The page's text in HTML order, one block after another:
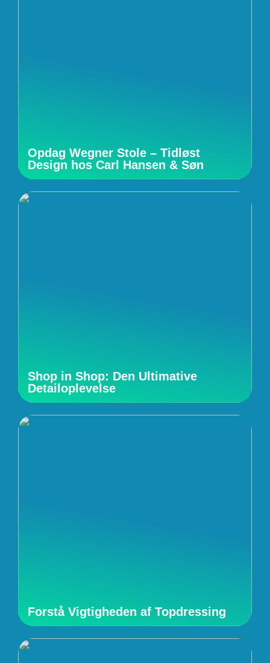
Opdag Wegner Stole – Tidløst
Design hos Carl Hansen & Søn
Shop in Shop: Den Ultimative
Detailoplevelse
Forstå Vigtigheden af Topdressing